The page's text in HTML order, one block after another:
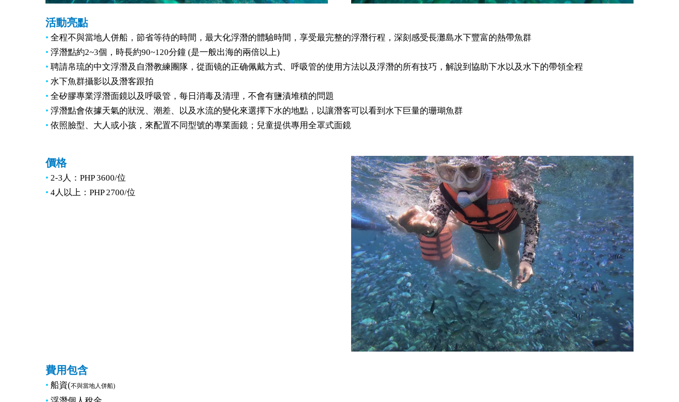
活動亮點
• 全程不與當地人併船，節省等待的時間，最大化浮潛的體驗時間，享受最完整的浮潛行程，深刻感受長灘島水下豐富的熱帶魚群
• 浮潛點約2~3個，時長約90~120分鐘 (是一般出海的兩倍以上)
• 聘請帛琉的中文浮潛及自潛教練團隊，從面镜的正确佩戴方式、呼吸管的使用方法以及浮潛的所有技巧，解說到協助下水以及水下的帶領全程
• 水下魚群攝影以及潛客跟拍
• 全矽膠專業浮潛面鏡以及呼吸管，每日消毒及清理，不會有鹽漬堆積的問題
• 浮潛點會依據天氣的狀況、潮差、以及水流的變化來選擇下水的地點，以讓潛客可以看到水下巨量的珊瑚魚群
• 依照臉型、大人或小孩，來配置不同型號的專業面鏡；兒童提供專用全罩式面鏡
價格
• 2-3人：PHP 3600/位
• 4人以上：PHP 2700/位
費用包含
• 船資(不與當地人併船)